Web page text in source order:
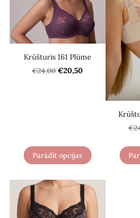
Krūšturis 161 Plūme
€24,00 €20,50
Parādīt opcijas